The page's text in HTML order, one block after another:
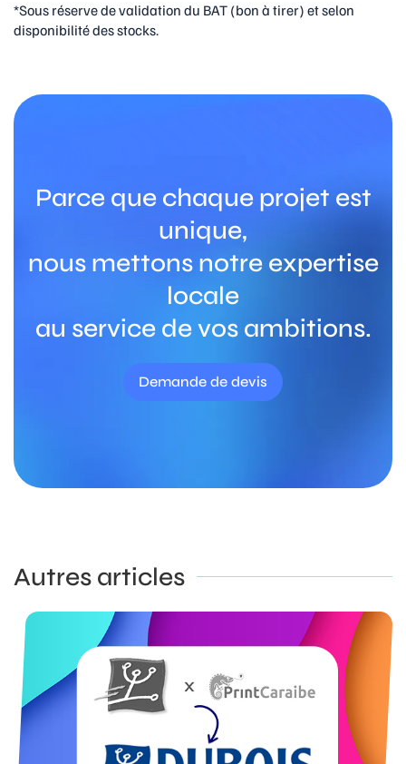
*Sous réserve de validation du BAT (bon à tirer) et selon
disponibilité des stocks.
Parce que chaque projet est
unique,
nous mettons notre expertise
locale
au service de vos ambitions.
Demande de devis
Autres articles